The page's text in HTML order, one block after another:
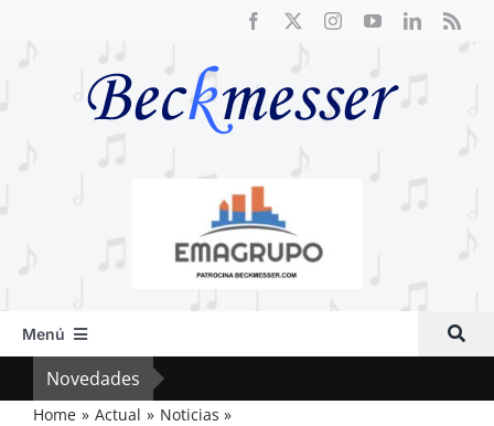
Menú
Inicio
Actual
Novedades
Home Actual
Noticias